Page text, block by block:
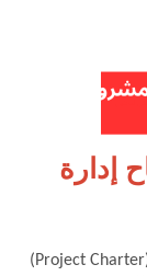
إدارة
في عالم إدارة المشاريع، يُعتبر ميثاق المشروع (Project Charter)